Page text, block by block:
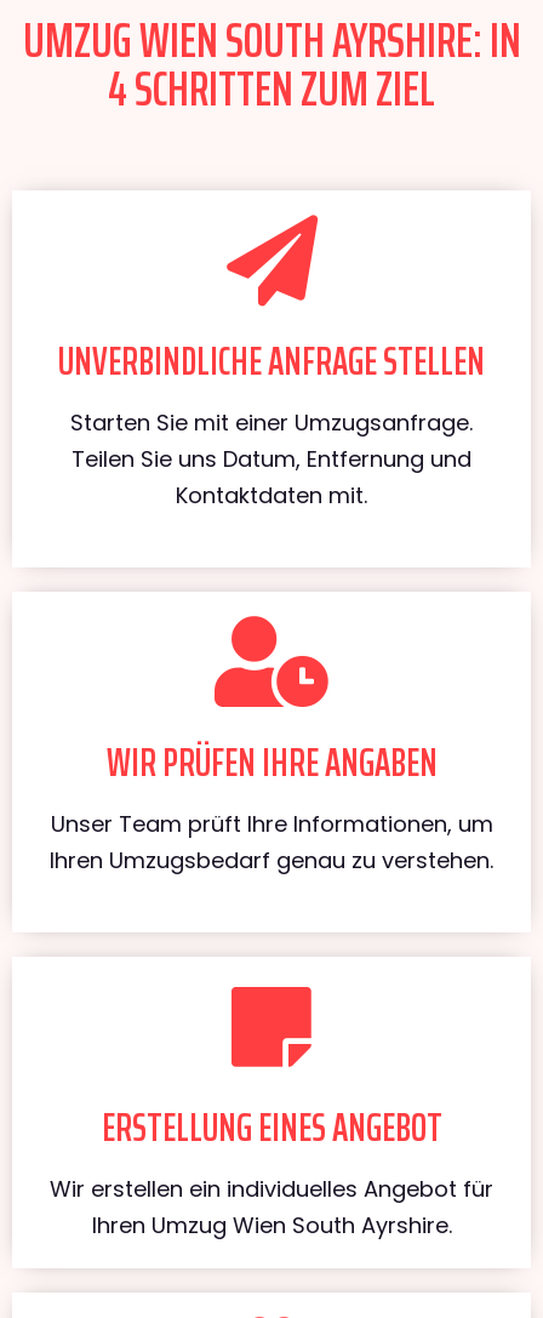
UMZUG WIEN SOUTH AYRSHIRE: IN
4 SCHRITTEN ZUM ZIEL
UNVERBINDLICHE ANFRAGE STELLEN
Starten Sie mit einer Umzugsanfrage.
Teilen Sie uns Datum, Entfernung und
Kontaktdaten mit.
WIR PRÜFEN IHRE ANGABEN
Unser Team prüft Ihre Informationen, um
Ihren Umzugsbedarf genau zu verstehen.
ERSTELLUNG EINES ANGEBOT
Wir erstellen ein individuelles Angebot für
Ihren Umzug Wien South Ayrshire.